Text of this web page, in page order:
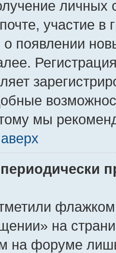
участие в
о появлении
мы
флажком
на
на форуме